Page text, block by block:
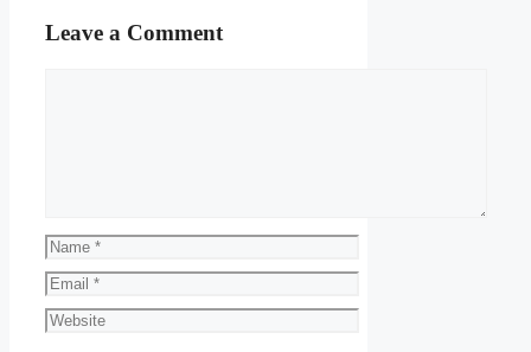
Leave a Comment
Name
Email
Website